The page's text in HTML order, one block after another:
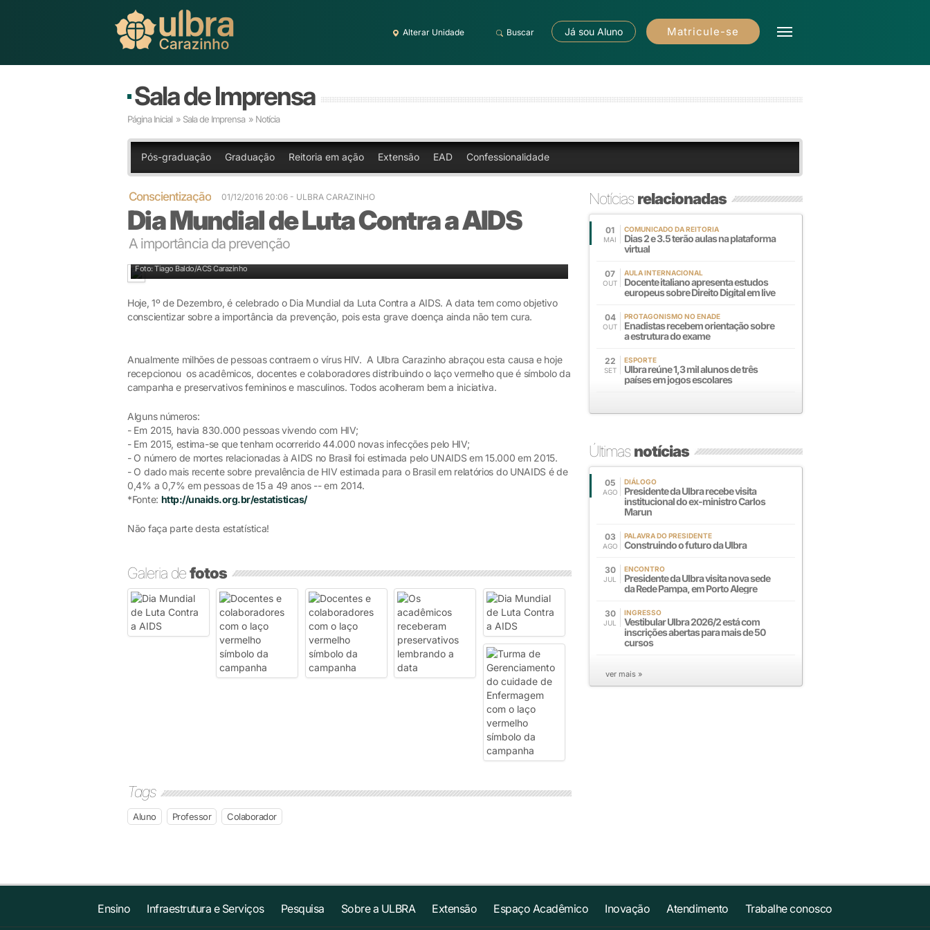
Alterar Unidade Buscar Já sou Aluno Matricule-se
Sala de Imprensa
Página Inicial » Sala de Imprensa » Notícia
Pós-graduação Graduação Reitoria em ação Extensão EAD Confessionalidade
Conscientização 01/12/2016 20:06 - ULBRA CARAZINHO
Dia Mundial de Luta Contra a AIDS
A importância da prevenção
Foto: Tiago Baldo/ACS Carazinho
Hoje, 1º de Dezembro, é celebrado o Dia Mundial da Luta Contra a AIDS. A data tem como objetivo
conscientizar sobre a importância da prevenção, pois esta grave doença ainda não tem cura.
Anualmente milhões de pessoas contraem o vírus HIV. A Ulbra Carazinho abraçou esta causa e hoje
recepcionou os acadêmicos, docentes e colaboradores distribuindo o laço vermelho que é símbolo da
campanha e preservativos femininos e masculinos. Todos acolheram bem a iniciativa.
Alguns números:
- Em 2015, havia 830.000 pessoas vivendo com HIV;
- Em 2015, estima-se que tenham ocorrerido 44.000 novas infecções pelo HIV;
- O número de mortes relacionadas à AIDS no Brasil foi estimada pelo UNAIDS em 15.000 em 2015.
- O dado mais recente sobre prevalência de HIV estimada para o Brasil em relatórios do UNAIDS é de
0,4% a 0,7% em pessoas de 15 a 49 anos -- em 2014.
*Fonte: http://unaids.org.br/estatisticas/
Não faça parte desta estatística!
Galeria defotos
Tags
Aluno Professor Colaborador
Notíciasrelacionadas
01
MAI
COMUNICADO DA REITORIA
Dias 2 e 3.5 terão aulas na plataforma
virtual
07
OUT
AULA INTERNACIONAL
Docente italiano apresenta estudos
europeus sobre Direito Digital em live
04
OUT
PROTAGONISMO NO ENADE
Enadistas recebem orientação sobre
a estrutura do exame
22
SET
ESPORTE
Ulbra reúne 1,3 mil alunos de três
países em jogos escolares
Últimasnotícias
05
AGO
DIÁLOGO
Presidente da Ulbra recebe visita
institucional do ex-ministro Carlos
Marun
03
AGO
PALAVRA DO PRESIDENTE
Construindo o futuro da Ulbra
30
JUL
ENCONTRO
Presidente da Ulbra visita nova sede
da Rede Pampa, em Porto Alegre
30
JUL
INGRESSO
Vestibular Ulbra 2026/2 está com
inscrições abertas para mais de 50
cursos
ver mais »
Ensino Infraestrutura e Serviços Pesquisa Sobre a ULBRA Extensão Espaço Acadêmico Inovação Atendimento Trabalhe conosco